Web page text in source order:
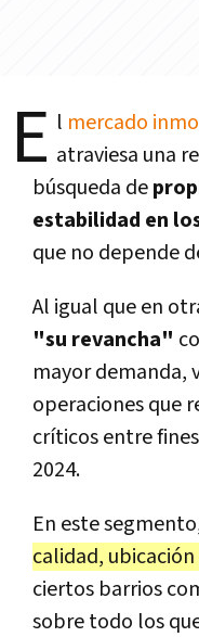
E l mercado
atraviesa una
búsqueda de
estabilidad en
que no depende
Al igual que en
"su revancha"
mayor demanda,
operaciones que
críticos entre
2024.
En este
calidad, ubicación
ciertos barrios
sobre todo los